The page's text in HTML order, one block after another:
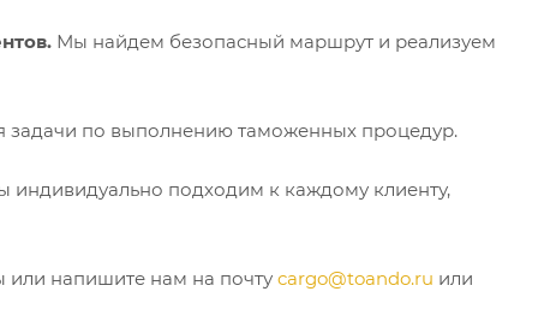
Мы найдем безопасный маршрут и реализуем
задачи по выполнению таможенных процедур.
индивидуально подходим к каждому клиенту,
или напишите нам на почту cargo@toando.ru или